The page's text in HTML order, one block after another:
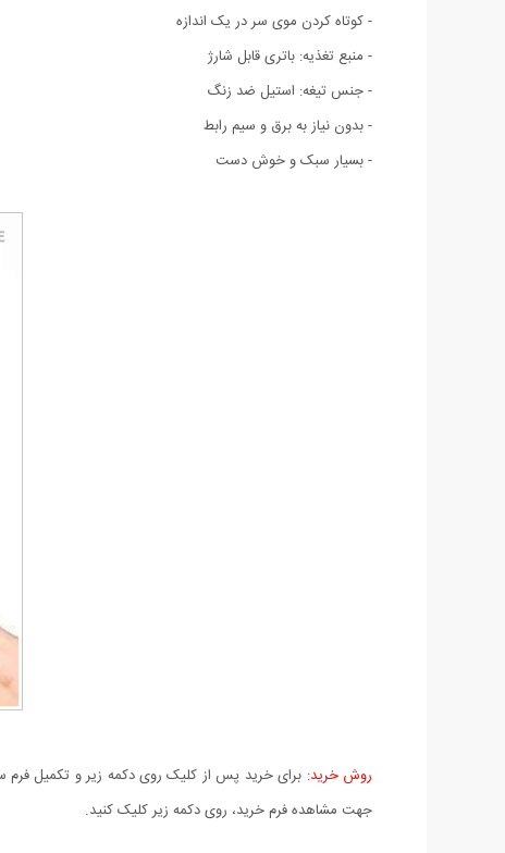
- کوتاه کردن موی سر در یک اندازه
- منبع تغذیه: باتری قابل شارژ
- جنس تیغه: استیل ضد زنگ
- بدون نیاز به برق و سیم رابط
- بسیار سبک و خوش دست
روش خرید: برای خرید پس از کلیک روی دکمه زیر و تکمیل فرم
جهت مشاهده فرم خرید، روی دکمه زیر کلیک کنید.